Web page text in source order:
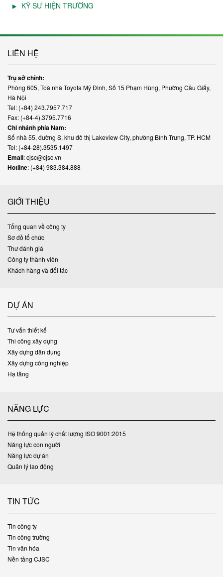
KỸ SƯ HIỆN TRƯỜNG
LIÊN HỆ
Trụ sở chính:
Phòng 605, Toà nhà Toyota Mỹ Đình, Số 15 Phạm Hùng, Phường Cầu Giấy,
Hà Nội
Tel: (+84) 243.7957.717
Fax: (+84-4).3795.7716
Chi nhánh phía Nam:
Số nhà 55, đường S, khu đô thị Lakeview City, phường Bình Trưng, TP. HCM
Tel: (+84-28).3535.1497
Email: cjsc@cjsc.vn
Hotline: (+84) 983.384.888
GIỚI THIỆU
Tổng quan về công ty
Sơ đồ tổ chức
Thư đánh giá
Công ty thành viên
Khách hàng và đối tác
DỰ ÁN
Tư vấn thiết kế
Thi công xây dựng
Xây dựng dân dụng
Xây dựng công nghiệp
Hạ tầng
NĂNG LỰC
Hệ thống quản lý chất lượng ISO 9001:2015
Năng lực con người
Năng lực dự án
Quản lý lao động
TIN TỨC
Tin công ty
Tin công trường
Tin văn hóa
Nền tảng CJSC